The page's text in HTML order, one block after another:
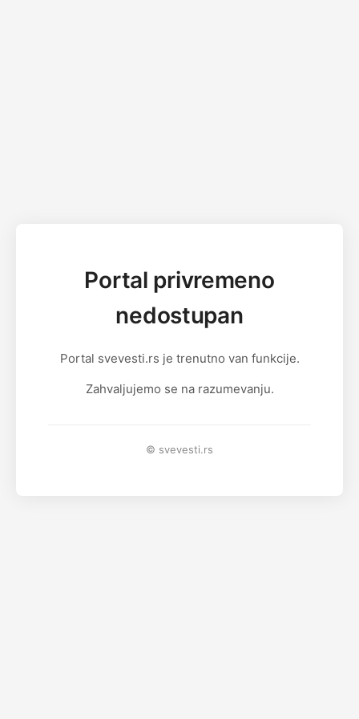
Portal privremeno
nedostupan
Portal svevesti.rs je trenutno van funkcije.
Zahvaljujemo se na razumevanju.
© svevesti.rs